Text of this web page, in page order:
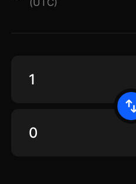
(UTC)